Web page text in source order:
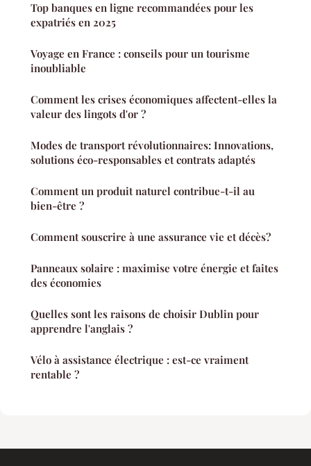
Top banques en ligne recommandées pour les
expatriés en 2025
Voyage en France : conseils pour un tourisme
inoubliable
Comment les crises économiques affectent-elles la
valeur des lingots d'or ?
Modes de transport révolutionnaires: Innovations,
solutions éco-responsables et contrats adaptés
Comment un produit naturel contribue-t-il au
bien-être ?
Comment souscrire à une assurance vie et décès?
Panneaux solaire : maximise votre énergie et faites
des économies
Quelles sont les raisons de choisir Dublin pour
apprendre l'anglais ?
Vélo à assistance électrique : est-ce vraiment
rentable ?